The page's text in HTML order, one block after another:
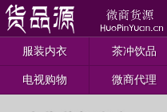
服装内衣 茶冲饮品
电视购物 微商代理